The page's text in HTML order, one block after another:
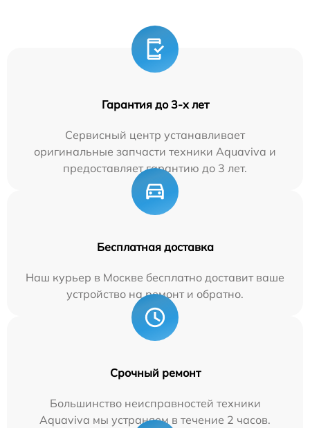
Гарантия до 3-х лет
Сервисный центр устанавливает
оригинальные запчасти техники Aquaviva и
предоставляет гарантию до 3 лет.
Бесплатная доставка
Наш курьер в Москве бесплатно доставит ваше
устройство на ремонт и обратно.
Срочный ремонт
Большинство неисправностей техники
Aquaviva мы устраняем в течение 2 часов.